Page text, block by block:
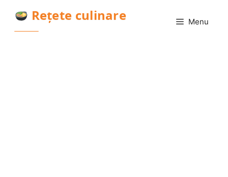
conținut
Rețete culinare Menu